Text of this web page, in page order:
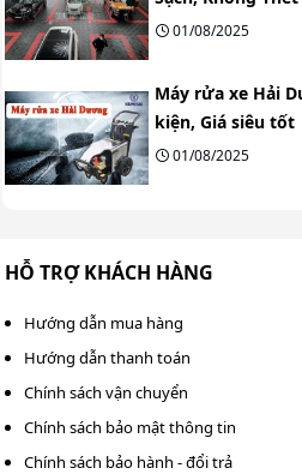
01/08/2025
Máy rửa xe Hải
kiện, Giá siêu tốt
01/08/2025
HỖ TRỢ KHÁCH HÀNG
Hướng dẫn mua hàng
Hướng dẫn thanh toán
Chính sách vận chuyển
Chính sách bảo mật thông tin
Chính sách bảo hành - đổi trả